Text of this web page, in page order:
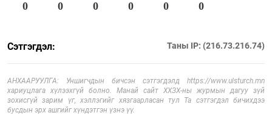
0 0 0 0 0 0
Сэтгэгдэл: Таны IP: (216.73.216.74)
АНХААРУУЛГА: Уншигчдын бичсэн сэтгэгдэлд https://www.ulsturch.mn
хариуцлага хүлээхгүй болно. Манай сайт ХХЗХ-ны журмын дагуу зүй
зохисгүй зарим үг, хэллэгийг хязгаарласан тул Та сэтгэгдэл бичихдээ
бусдын эрх ашгийг хүндэтгэн үзнэ үү.